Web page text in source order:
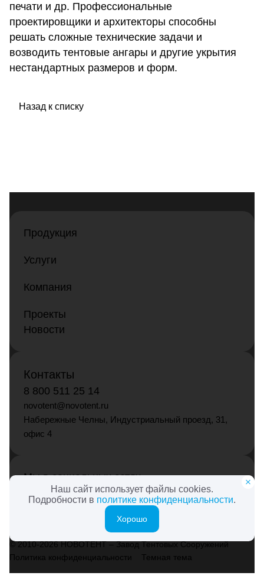
печати и др. Профессиональные
проектировщики и архитекторы способны
решать сложные технические задачи и
возводить тентовые ангары и другие укрытия
нестандартных размеров и форм.
Назад к списку
Наш сайт использует файлы cookies.
Подробности в политике конфиденциальности.
Хорошо
Продукция
Услуги
Компания
Проекты
Новости
Контакты
8 800 511 25 14
novotent@novotent.ru
Набережные Челны, Индустриальный проезд, 31,
офис 4
Мы в социальных сетях
© 2010-2026 НОВОТЕНТ – Завод Тентовых Сооружений
Политика конфиденциальности
Темная тема